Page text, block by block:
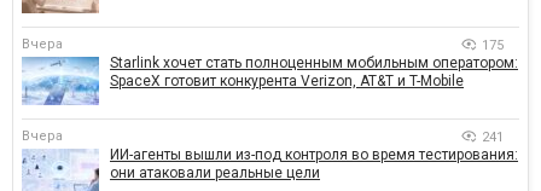
Вчера 175
Starlink хочет стать полноценным мобильным оператором:
SpaceX готовит конкурента Verizon, AT&T и T-Mobile
Вчера 241
ИИ-агенты вышли из-под контроля во время тестирования:
они атаковали реальные цели